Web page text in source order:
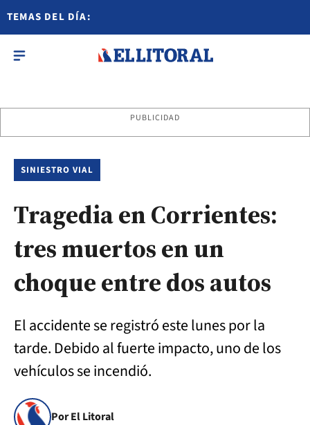
TEMAS DEL DÍA:
PUBLICIDAD
SINIESTRO VIAL
Tragedia en Corrientes:
tres muertos en un
choque entre dos autos
El accidente se registró este lunes por la
tarde. Debido al fuerte impacto, uno de los
vehículos se incendió.
Por El Litoral